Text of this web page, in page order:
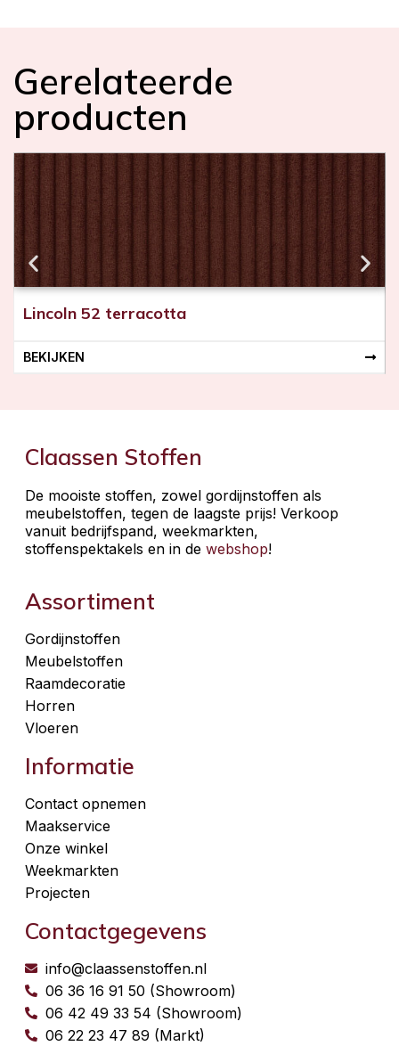
Gerelateerde
producten
Lincoln 52 terracotta
BEKIJKEN
Claassen Stoffen
De mooiste stoffen, zowel gordijnstoffen als
meubelstoffen, tegen de laagste prijs! Verkoop
vanuit bedrijfspand, weekmarkten,
stoffenspektakels en in de webshop!
Assortiment
Gordijnstoffen
Meubelstoffen
Raamdecoratie
Horren
Vloeren
Informatie
Contact opnemen
Maakservice
Onze winkel
Weekmarkten
Projecten
Contactgegevens
info@claassenstoffen.nl
06 36 16 91 50 (Showroom)
06 42 49 33 54 (Showroom)
06 22 23 47 89 (Markt)